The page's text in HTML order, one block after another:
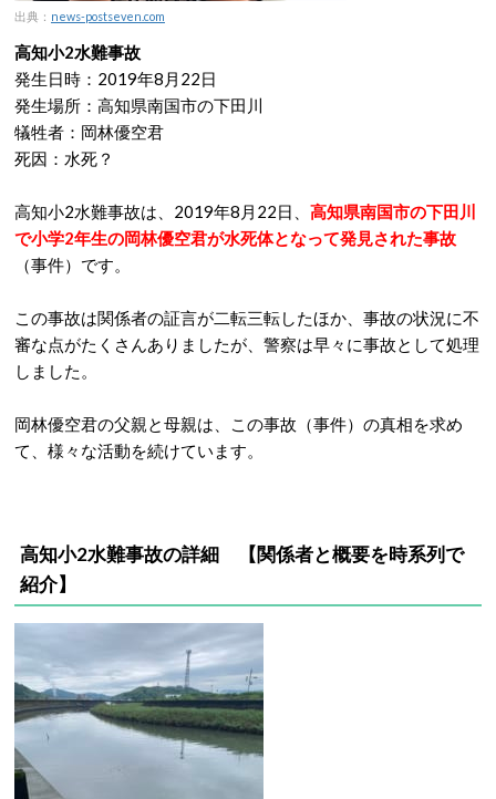
出典： news-postseven.com
高知小2水難事故
発生日時：2019年8月22日
発生場所：高知県南国市の下田川
犠牲者：岡林優空君
死因：水死？
高知小2水難事故は、2019年8月22日、 高知県南国市の下田川
で小学2年生の岡林優空君が水死体となって発見された事故
（事件）です。
この事故は関係者の証言が二転三転したほか、事故の状況に不
審な点がたくさんありましたが、警察は早々に事故として処理
しました。
岡林優空君の父親と母親は、この事故（事件）の真相を求め
て、様々な活動を続けています。
高知小2水難事故の詳細 【関係者と概要を時系列で
紹介】